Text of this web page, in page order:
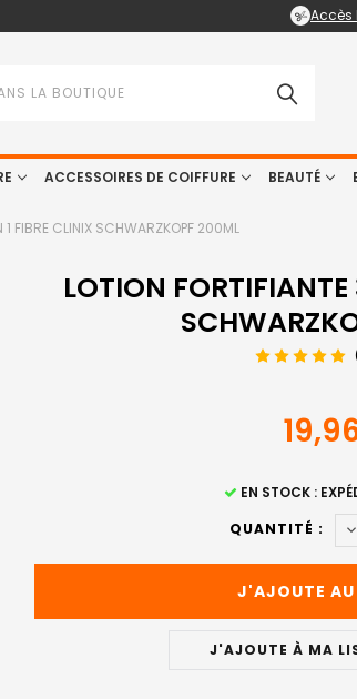
Accès
ACCESSOIRES DE COIFFURE BEAUTÉ
1 FIBRE CLINIX SCHWARZKOPF 200ML
LOTION FORTIFIANTE
EN STOCK :
QUANTITÉ :
J'AJOUTE À MA